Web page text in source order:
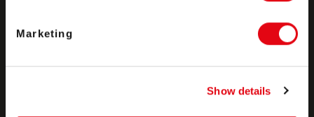
Marketing
Show details